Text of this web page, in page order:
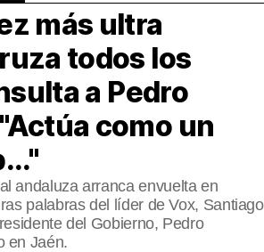
TV
+
más ultra
todos los
a Pedro
como un
andaluza arranca envuelta en
palabras del líder de Vox, Santiago
del Gobierno, Pedro
en Jaén.